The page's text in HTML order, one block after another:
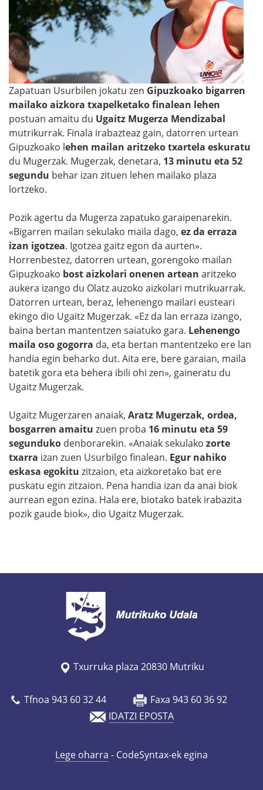
Zapatuan Usurbilen jokatu zen Gipuzkoako bigarren
mailako aizkora txapelketako finalean lehen
postuan amaitu du Ugaitz Mugerza Mendizabal
mutrikurrak. Finala irabazteaz gain, datorren urtean
Gipuzkoako lehen mailan aritzeko txartela eskuratu
du Mugerzak. Mugerzak, denetara, 13 minutu eta 52
segundu behar izan zituen lehen mailako plaza
lortzeko.
Pozik agertu da Mugerza zapatuko garaipenarekin.
«Bigarren mailan sekulako maila dago, ez da erraza
izan igotzea. Igotzea gaitz egon da aurten».
Horrenbestez, datorren urtean, gorengoko mailan
Gipuzkoako bost aizkolari onenen artean aritzeko
aukera izango du Olatz auzoko aizkolari mutrikuarrak.
Datorren urtean, beraz, lehenengo mailari eusteari
ekingo dio Ugaitz Mugerzak. «Ez da lan erraza izango,
baina bertan mantentzen saiatuko gara. Lehenengo
maila oso gogorra da, eta bertan mantentzeko ere lan
handia egin beharko dut. Aita ere, bere garaian, maila
batetik gora eta behera ibili ohi zen», gaineratu du
Ugaitz Mugerzak.
Ugaitz Mugerzaren anaiak, Aratz Mugerzak, ordea,
bosgarren amaitu zuen proba 16 minutu eta 59
segunduko denborarekin. «Anaiak sekulako zorte
txarra izan zuen Usurbilgo finalean. Egur nahiko
eskasa egokitu zitzaion, eta aizkoretako bat ere
puskatu egin zitzaion. Pena handia izan da anai biok
aurrean egon ezina. Hala ere, biotako batek irabazita
pozik gaude biok», dio Ugaitz Mugerzak.
Txurruka plaza 20830 Mutriku
Tfnoa 943 60 32 44
Faxa 943 60 36 92
IDATZI EPOSTA
Lege oharra - CodeSyntax-ek egina